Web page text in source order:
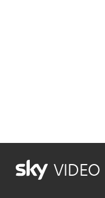
VIDEO